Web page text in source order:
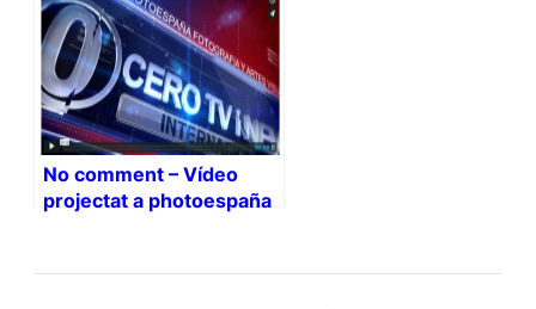
No comment – Vídeo
projectat a photoespaña